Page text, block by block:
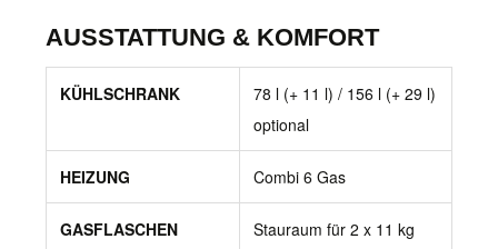
AUSSTATTUNG & KOMFORT
KÜHLSCHRANK
78 l (+ 11 l) / 156 l (+ 29 l)
optional
HEIZUNG Combi 6 Gas
GASFLASCHEN Stauraum für 2 x 11 kg